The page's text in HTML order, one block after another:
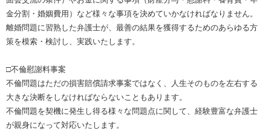
金分割・婚姻費用）など様々な事項を決めていかなければなりません。
離婚問題に習熟した弁護士が、最善の結果を獲得するためのあらゆる方
策を模索・検討し、実践いたします。
□不倫慰謝料事案
不倫問題はただの損害賠償請求事案ではなく、人生そのものを左右する
大きな決断をしなければならないこともあります。
不倫問題を契機に発生し得る様々な問題点に関して、経験豊富な弁護士
が親身になって対応いたします。